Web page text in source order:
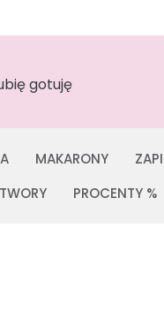
MAKARONY
PROCENTY %